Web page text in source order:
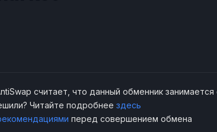
считает, что данный обменник занимается
Читайте подробнее здесь
перед совершением обмена